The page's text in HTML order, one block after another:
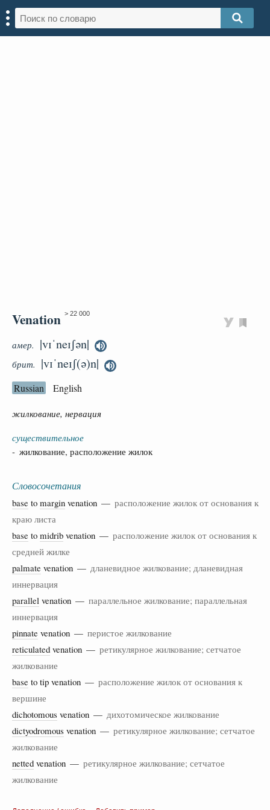
Venation > 22 000
амер. |vɪˈneɪʃən|
брит. |vɪˈneɪʃ(ə)n|
Russian English
жилкование, нервация
существительное
- жилкование, расположение жилок
Словосочетания
base to margin venation — расположение жилок от основания к
краю листа
base to midrib venation — расположение жилок от основания к
средней жилке
palmate venation — дланевидное жилкование; дланевидная
иннервация
parallel venation — параллельное жилкование; параллельная
иннервация
pinnate venation — перистое жилкование
reticulated venation — ретикулярное жилкование; сетчатое
жилкование
base to tip venation — расположение жилок от основания к
вершине
dichotomous venation — дихотомическое жилкование
dictyodromous venation — ретикулярное жилкование; сетчатое
жилкование
netted venation — ретикулярное жилкование; сетчатое
жилкование